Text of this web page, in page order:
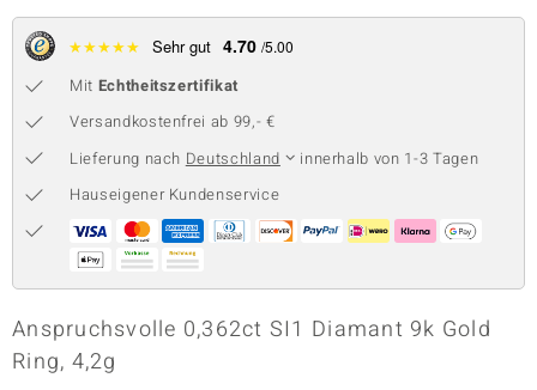
Collection
Classics
★★★★★ Sehr gut 4.70 /5.00
Mit Echtheitszertifikat
Versandkostenfrei ab 99,- €
Lieferung nach Deutschland
innerhalb von 1-3 Tagen
Hauseigener Kundenservice
Anspruchsvolle 0,362ct SI1 Diamant 9k Gold
Ring, 4,2g